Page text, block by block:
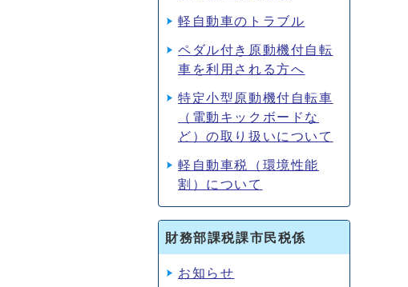
軽自動車のトラブル
ペダル付き原動機付自転
車を利用される方へ
特定小型原動機付自転車
（電動キックボードな
ど）の取り扱いについて
軽自動車税（環境性能
割）について
財務部課税課市民税係
お知らせ